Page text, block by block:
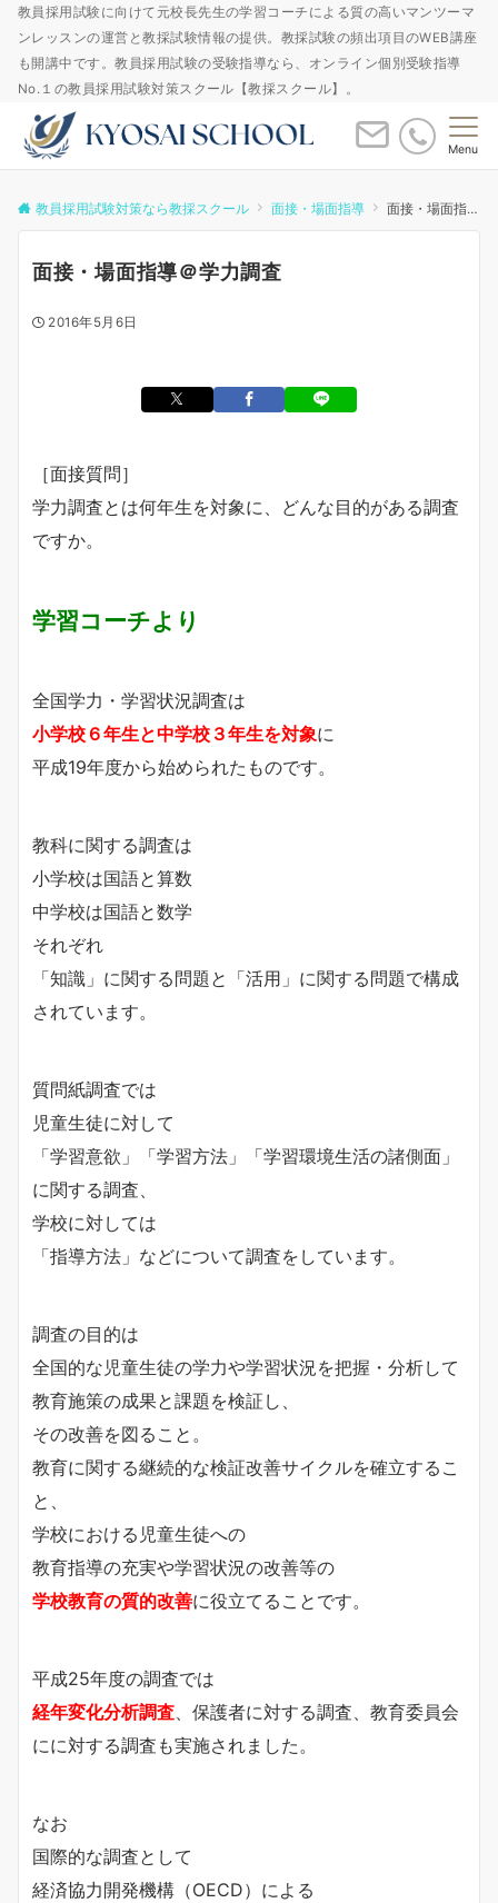
教員採用試験に向けて元校長先生の学習コーチによる質の高いマンツーマ
ンレッスンの運営と教採試験情報の提供。教採試験の頻出項目のWEB講座
も開講中です。教員採用試験の受験指導なら、オンライン個別受験指導
No.１の教員採用試験対策スクール【教採スクール】。
Menu
教員採用試験対策なら教採スクール 面接・場面指導 面接・場面指導＠学力調査
面接・場面指導＠学力調査
2016年5月6日
［面接質問］
学力調査とは何年生を対象に、どんな目的がある調査
ですか。
学習コーチより
全国学力・学習状況調査は
小学校６年生と中学校３年生を対象に
平成19年度から始められたものです。
教科に関する調査は
小学校は国語と算数
中学校は国語と数学
それぞれ
「知識」に関する問題と「活用」に関する問題で構成
されています。
質問紙調査では
児童生徒に対して
「学習意欲」「学習方法」「学習環境生活の諸側面」
に関する調査、
学校に対しては
「指導方法」などについて調査をしています。
調査の目的は
全国的な児童生徒の学力や学習状況を把握・分析して
教育施策の成果と課題を検証し、
その改善を図ること。
教育に関する継続的な検証改善サイクルを確立するこ
と、
学校における児童生徒への
教育指導の充実や学習状況の改善等の
学校教育の質的改善に役立てることです。
平成25年度の調査では
経年変化分析調査 、保護者に対する調査、教育委員会
にに対する調査も実施されました。
なお
国際的な調査として
経済協力開発機構（OECD）による